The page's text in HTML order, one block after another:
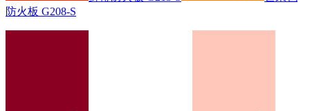
防火板 G208-S